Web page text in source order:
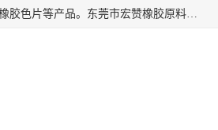
东莞市宏赞橡胶原料有限公司批量供应：橡胶色胶、橡胶色母、橡胶色母胶、橡胶颜料、橡胶色片等产品。东莞市宏赞橡胶原料有限公司经营已经十五年的历史，目前的客户群广达东南亚各国，也是目前橡胶制造密集度高的中国大陆橡胶制品工厂使用多，市场占有率高的色胶专业生产工厂。